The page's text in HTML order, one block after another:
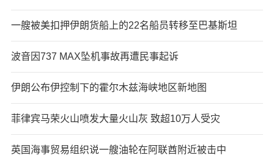
一艘被美扣押伊朗货船上的22名船员转移至巴基斯坦
波音因737 MAX坠机事故再遭民事起诉
伊朗公布伊控制下的霍尔木兹海峡地区新地图
菲律宾马荣火山喷发大量火山灰 致超10万人受灾
英国海事贸易组织说一艘油轮在阿联酋附近被击中